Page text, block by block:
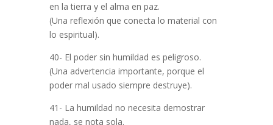
en la tierra y el alma en paz.
(Una reflexión que conecta lo material con
lo espiritual).
40- El poder sin humildad es peligroso.
(Una advertencia importante, porque el
poder mal usado siempre destruye).
41- La humildad no necesita demostrar
nada, se nota sola.